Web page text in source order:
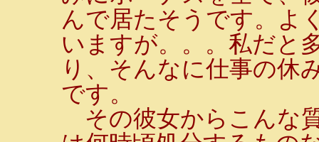
んで居たそうです。よ
いますが。。。私だと
り、そんなに仕事の休
です。
その彼女からこんな